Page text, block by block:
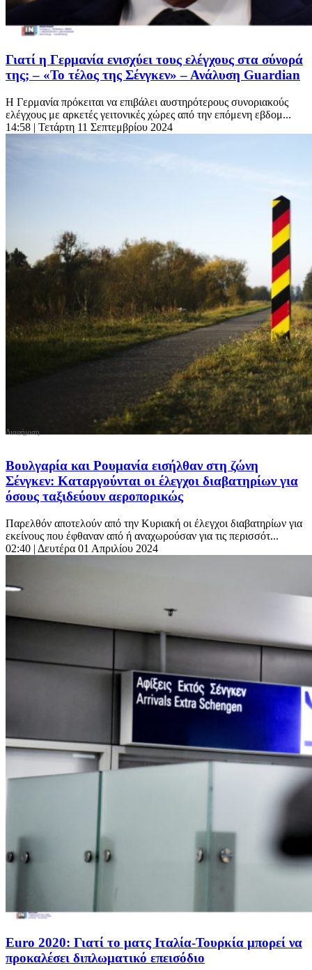
Γιατί η Γερμανία ενισχύει τους ελέγχους στα σύνορά
της; – «Το τέλος της Σένγκεν» – Ανάλυση Guardian
Η Γερμανία πρόκειται να επιβάλει αυστηρότερους συνοριακούς
ελέγχους με αρκετές γειτονικές χώρες από την επόμενη εβδομ...
14:58 | Τετάρτη 11 Σεπτεμβρίου 2024
Βουλγαρία και Ρουμανία εισήλθαν στη ζώνη
Σένγκεν: Καταργούνται οι έλεγχοι διαβατηρίων για
όσους ταξιδεύουν αεροπορικώς
Παρελθόν αποτελούν από την Κυριακή οι έλεγχοι διαβατηρίων για
εκείνους που έφθαναν από ή αναχωρούσαν για τις περισσότ...
02:40 | Δευτέρα 01 Απριλίου 2024
Euro 2020: Γιατί το ματς Ιταλία-Τουρκία μπορεί να
προκαλέσει διπλωματικό επεισόδιο